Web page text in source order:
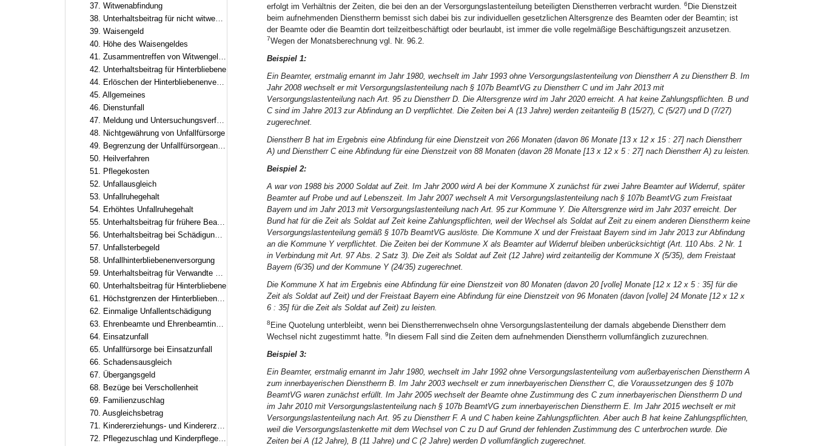
37. Witwenabfindung
38. Unterhaltsbeitrag für nicht witwengeldberechtigte Witwer oder Witwen
39. Waisengeld
40. Höhe des Waisengeldes
41. Zusammentreffen von Witwengeld, Waisengeld und Unterhaltsbeiträgen
42. Unterhaltsbeitrag für Hinterbliebene
44. Erlöschen der Hinterbliebenenversorgung
45. Allgemeines
46. Dienstunfall
47. Meldung und Untersuchungsverfahren
48. Nichtgewährung von Unfallfürsorge
49. Begrenzung der Unfallfürsorgeansprüche
50. Heilverfahren
51. Pflegekosten
52. Unfallausgleich
53. Unfallruhegehalt
54. Erhöhtes Unfallruhegehalt
55. Unterhaltsbeitrag für frühere Beamte und Beamtinnen sowie frühere Ruhestandsbeamte und Ruhestandsbeamtinnen
56. Unterhaltsbeitrag bei Schädigung eines ungeborenen Kindes
57. Unfallsterbegeld
58. Unfallhinterbliebenenversorgung
59. Unterhaltsbeitrag für Verwandte der aufsteigenden Linie
60. Unterhaltsbeitrag für Hinterbliebene
61. Höchstgrenzen der Hinterbliebenenversorgung
62. Einmalige Unfallentschädigung
63. Ehrenbeamte und Ehrenbeamtinnen
64. Einsatzunfall
65. Unfallfürsorge bei Einsatzunfall
66. Schadensausgleich
67. Übergangsgeld
68. Bezüge bei Verschollenheit
69. Familienzuschlag
70. Ausgleichsbetrag
71. Kindererziehungs- und Kindererziehungsergänzungszuschlag
72. Pflegezuschlag und Kinderpflegeergänzungszuschlag
erfolgt im Verhältnis der Zeiten, die bei den an der Versorgungslastenteilung beteiligten Dienstherren verbracht wurden. 6 Die Dienstzeit
beim aufnehmenden Dienstherrn bemisst sich dabei bis zur individuellen gesetzlichen Altersgrenze des Beamten oder der Beamtin; ist
der Beamte oder die Beamtin dort teilzeitbeschäftigt oder beurlaubt, ist immer die volle regelmäßige Beschäftigungszeit anzusetzen.
7Wegen der Monatsberechnung vgl. Nr. 96.2.
Beispiel 1:
Ein Beamter, erstmalig ernannt im Jahr 1980, wechselt im Jahr 1993 ohne Versorgungslastenteilung von Dienstherr A zu Dienstherr B. Im
Jahr 2008 wechselt er mit Versorgungslastenteilung nach § 107b BeamtVG zu Dienstherr C und im Jahr 2013 mit
Versorgungslastenteilung nach Art. 95 zu Dienstherr D. Die Altersgrenze wird im Jahr 2020 erreicht. A hat keine Zahlungspflichten. B und
C sind im Jahre 2013 zur Abfindung an D verpflichtet. Die Zeiten bei A (13 Jahre) werden zeitanteilig B (15/27), C (5/27) und D (7/27)
zugerechnet.
Dienstherr B hat im Ergebnis eine Abfindung für eine Dienstzeit von 266 Monaten (davon 86 Monate [13 x 12 x 15 : 27] nach Dienstherr
A) und Dienstherr C eine Abfindung für eine Dienstzeit von 88 Monaten (davon 28 Monate [13 x 12 x 5 : 27] nach Dienstherr A) zu leisten.
Beispiel 2:
A war von 1988 bis 2000 Soldat auf Zeit. Im Jahr 2000 wird A bei der Kommune X zunächst für zwei Jahre Beamter auf Widerruf, später
Beamter auf Probe und auf Lebenszeit. Im Jahr 2007 wechselt A mit Versorgungslastenteilung nach § 107b BeamtVG zum Freistaat
Bayern und im Jahr 2013 mit Versorgungslastenteilung nach Art. 95 zur Kommune Y. Die Altersgrenze wird im Jahr 2037 erreicht. Der
Bund hat für die Zeit als Soldat auf Zeit keine Zahlungspflichten, weil der Wechsel als Soldat auf Zeit zu einem anderen Dienstherrn keine
Versorgungslastenteilung gemäß § 107b BeamtVG auslöste. Die Kommune X und der Freistaat Bayern sind im Jahr 2013 zur Abfindung
an die Kommune Y verpflichtet. Die Zeiten bei der Kommune X als Beamter auf Widerruf bleiben unberücksichtigt (Art. 110 Abs. 2 Nr. 1
in Verbindung mit Art. 97 Abs. 2 Satz 3). Die Zeit als Soldat auf Zeit (12 Jahre) wird zeitanteilig der Kommune X (5/35), dem Freistaat
Bayern (6/35) und der Kommune Y (24/35) zugerechnet.
Die Kommune X hat im Ergebnis eine Abfindung für eine Dienstzeit von 80 Monaten (davon 20 [volle] Monate [12 x 12 x 5 : 35] für die
Zeit als Soldat auf Zeit) und der Freistaat Bayern eine Abfindung für eine Dienstzeit von 96 Monaten (davon [volle] 24 Monate [12 x 12 x
6 : 35] für die Zeit als Soldat auf Zeit) zu leisten.
8 Eine Quotelung unterbleibt, wenn bei Dienstherrenwechseln ohne Versorgungslastenteilung der damals abgebende Dienstherr dem
Wechsel nicht zugestimmt hatte. 9 In diesem Fall sind die Zeiten dem aufnehmenden Dienstherrn vollumfänglich zuzurechnen.
Beispiel 3:
Ein Beamter, erstmalig ernannt im Jahr 1980, wechselt im Jahr 1992 ohne Versorgungslastenteilung vom außerbayerischen Dienstherrn A
zum innerbayerischen Dienstherrn B. Im Jahr 2003 wechselt er zum innerbayerischen Dienstherr C, die Voraussetzungen des § 107b
BeamtVG waren zunächst erfüllt. Im Jahr 2005 wechselt der Beamte ohne Zustimmung des C zum innerbayerischen Dienstherrn D und
im Jahr 2010 mit Versorgungslastenteilung nach § 107b BeamtVG zum innerbayerischen Dienstherrn E. Im Jahr 2015 wechselt er mit
Versorgungslastenteilung nach Art. 95 zu Dienstherr F. A und C haben keine Zahlungspflichten. Aber auch B hat keine Zahlungspflichten,
weil die Versorgungslastenkette mit dem Wechsel von C zu D auf Grund der fehlenden Zustimmung des C unterbrochen wurde. Die
Zeiten bei A (12 Jahre), B (11 Jahre) und C (2 Jahre) werden D vollumfänglich zugerechnet.